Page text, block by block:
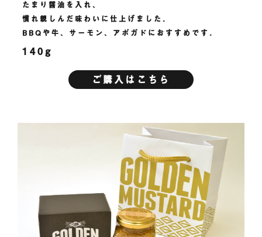
たまり醤油を入れ、
慣れ親しんだ味わいに仕上げました。
BBQや牛、サーモン、アボガドにおすすめです。
140g
ご購入はこちら